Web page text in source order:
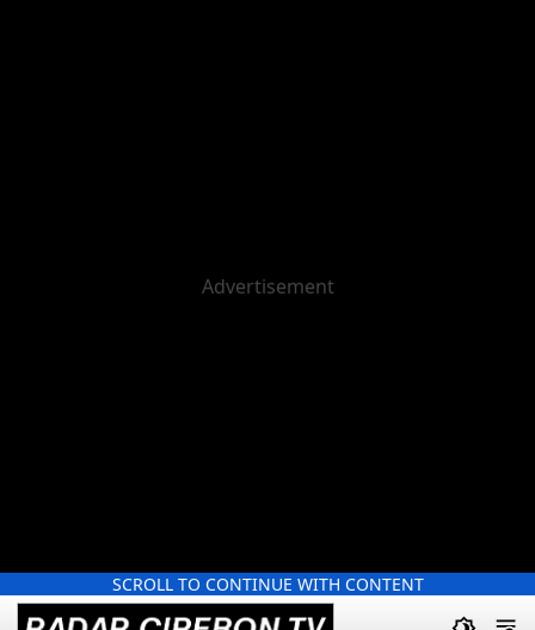
SCROLL TO CONTINUE WITH CONTENT